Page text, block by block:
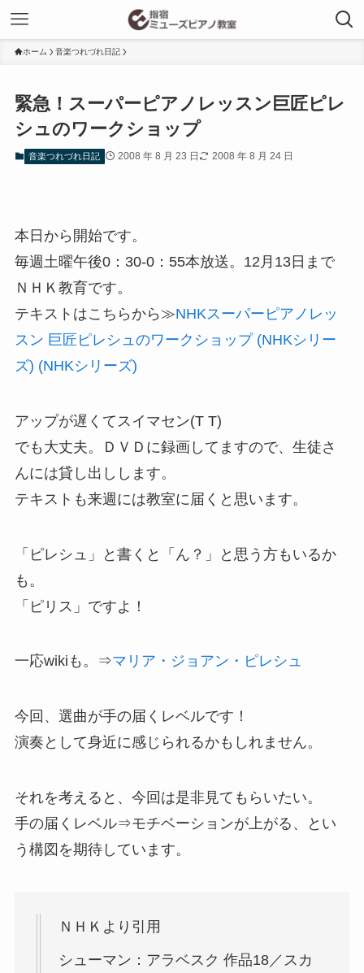
ホーム 音楽つれづれ日記
緊急！スーパーピアノレッスン巨匠ピレ
シュのワークショップ
音楽つれづれ日記 2008 年 8 月 23 日 2008 年 8 月 24 日
本日から開始です。
毎週土曜午後0：30-0：55本放送。12月13日まで
ＮＨＫ教育です。
テキストはこちらから≫NHKスーパーピアノレッ
スン 巨匠ピレシュのワークショップ (NHKシリー
ズ) (NHKシリーズ)
アップが遅くてスイマセン(T T)
でも大丈夫。ＤＶＤに録画してますので、生徒さ
んには貸し出しします。
テキストも来週には教室に届くと思います。
「ピレシュ」と書くと「ん？」と思う方もいるか
も。
「ピリス」ですよ！
一応wikiも。⇒マリア・ジョアン・ピレシュ
今回、選曲が手の届くレベルです！
演奏として身近に感じられるかもしれません。
それを考えると、今回は是非見てもらいたい。
手の届くレベル⇒モチベーションが上がる、とい
う構図を期待しています。
ＮＨＫより引用
シューマン：アラベスク 作品18／スカ